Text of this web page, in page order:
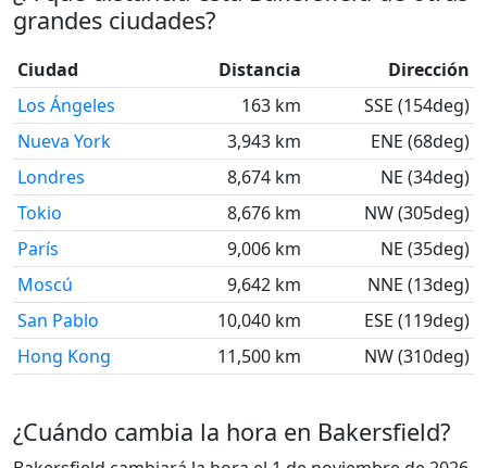
grandes ciudades?
Ciudad Distancia
Dirección
Los Ángeles
163 km
SSE (154deg)
Nueva York
3,943 km
ENE (68deg)
Londres
8,674 km
NE (34deg)
Tokio
8,676 km
NW (305deg)
París
9,006 km
NE (35deg)
Moscú
9,642 km
NNE (13deg)
San Pablo
10,040 km
ESE (119deg)
Hong Kong
11,500 km NW (310deg)
¿Cuándo cambia la hora en Bakersfield?